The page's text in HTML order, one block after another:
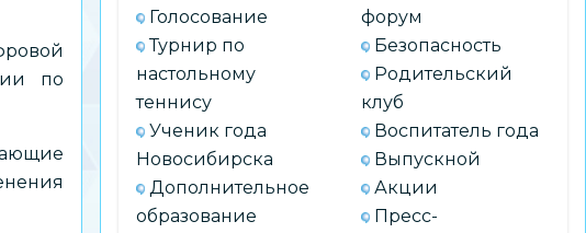
по
Голосование
Турнир по
настольному
теннису
Ученик года
Новосибирска
Дополнительное
образование
форум
Безопасность
Родительский
клуб
Воспитатель года
Выпускной
Акции
Пресс-